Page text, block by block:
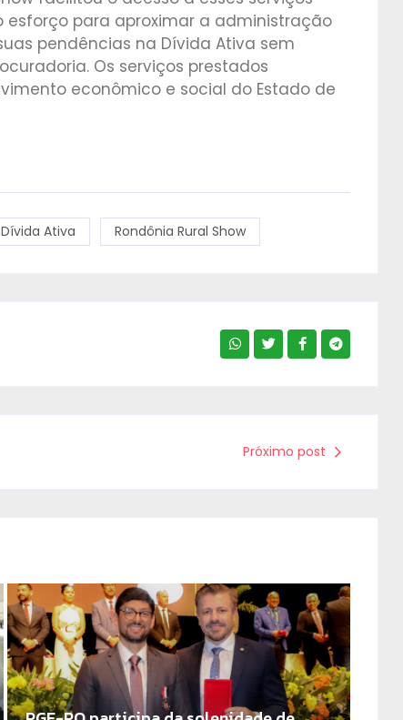
para aproximar a administração
pendências na Dívida Ativa sem
Os serviços prestados
econômico e social do Estado de
Dívida Ativa Rondônia Rural Show
Próximo post